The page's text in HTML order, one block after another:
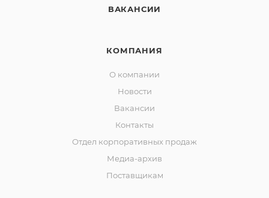
ВАКАНСИИ
КОМПАНИЯ
О компании
Новости
Вакансии
Контакты
Отдел корпоративных продаж
Медиа-архив
Поставщикам